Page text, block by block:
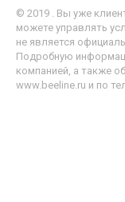
© 2019 . Вы уже
можете управлять
не является
Подробную
компанией, а также
www.beeline.ru и по